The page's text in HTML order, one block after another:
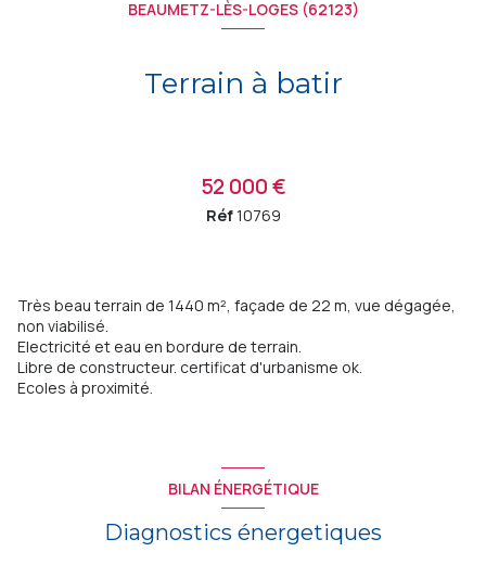
BEAUMETZ-LÈS-LOGES (62123)
Terrain à batir
52 000 €
Réf10769
Très beau terrain de 1440 m², façade de 22 m, vue dégagée,
non viabilisé.
Electricité et eau en bordure de terrain.
Libre de constructeur. certificat d'urbanisme ok.
Ecoles à proximité.
BILAN ÉNERGÉTIQUE
Diagnostics énergetiques